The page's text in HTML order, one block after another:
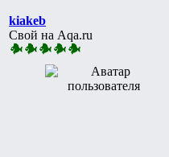
kiakeb
Свой на Aqa.ru